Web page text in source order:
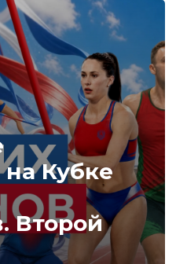
на Кубке
Второй